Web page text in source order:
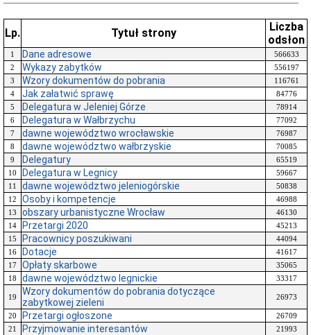
Lp. Tytuł strony
Liczba
odsłon
1 Dane adresowe
566633
2
Wykazy zabytków
556197
3
Wzory dokumentów do pobrania
116761
4
Jak załatwić sprawę
84776
5
Delegatura w Jeleniej Górze
78914
6
Delegatura w Wałbrzychu
77092
7
dawne województwo wrocławskie
76987
8
dawne województwo wałbrzyskie
70085
9
Delegatury
65519
10
Delegatura w Legnicy
59667
11
dawne województwo jeleniogórskie
50838
12
Osoby i kompetencje
46988
13
obszary urbanistyczne Wrocław
46130
14
Przetargi 2020
45213
15
Pracownicy poszukiwani
44094
16
Dotacje
41617
17
Opłaty skarbowe
35065
18
dawne województwo legnickie 33317
19
Wzory dokumentów do pobrania dotyczące
zabytkowej zieleni
26973
20 Przetargi ogłoszone
26709
21
Przyjmowanie interesantów
21993